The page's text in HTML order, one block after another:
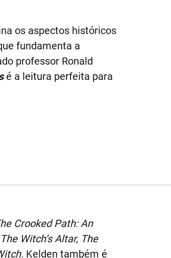
os aspectos históricos
fundamenta a
professor Ronald
é a leitura perfeita para
Crooked Path: An
The Witch’s Altar, The
Kelden também é